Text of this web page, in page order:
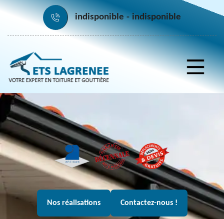
indisponible indisponible
Nos réalisations Contactez-nous !